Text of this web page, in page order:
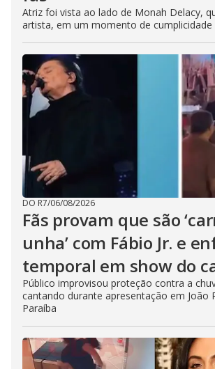
Atriz foi vista ao lado de Monah Delacy,
artista, em um momento de cumplicidade
DO R7/06/08/2026
Fãs provam que são
unha’ com Fábio Jr. e
temporal em show do
Público improvisou proteção contra a
cantando durante apresentação em João
Paraíba